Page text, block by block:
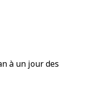
à un jour des